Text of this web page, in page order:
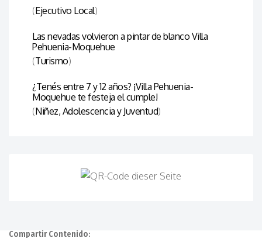
(Ejecutivo Local)
Las nevadas volvieron a pintar de blanco Villa
Pehuenia-Moquehue
(Turismo)
¿Tenés entre 7 y 12 años? ¡Villa Pehuenia-
Moquehue te festeja el cumple!
(Niñez, Adolescencia y Juventud)
Compartir Contenido: